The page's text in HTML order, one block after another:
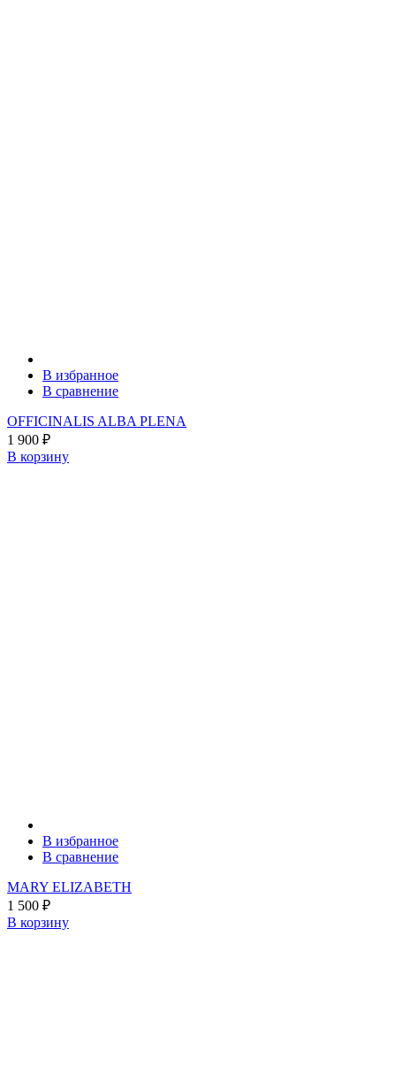
В избранное
В сравнение
OFFICINALIS ALBA PLENA
1 900 ₽
В корзину
В избранное
В сравнение
MARY ELIZABETH
1 500 ₽
В корзину